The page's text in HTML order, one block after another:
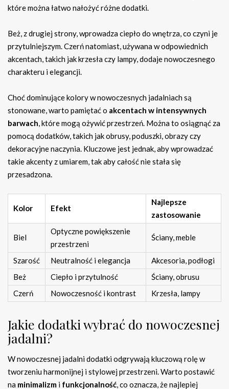
które można łatwo nałożyć różne dodatki.
Beż, z drugiej strony, wprowadza ciepło do wnętrza, co czyni je
przytulniejszym. Czerń natomiast, używana w odpowiednich
akcentach, takich jak krzesła czy lampy, dodaje nowoczesnego
charakteru i elegancji.
Choć dominujące kolory w nowoczesnych jadalniach są
stonowane, warto pamiętać o akcentach w intensywnych
barwach, które mogą ożywić przestrzeń. Można to osiągnąć za
pomocą dodatków, takich jak obrusy, poduszki, obrazy czy
dekoracyjne naczynia. Kluczowe jest jednak, aby wprowadzać
takie akcenty z umiarem, tak aby całość nie stała się
przesadzona.
Kolor Efekt
Najlepsze
zastosowanie
Biel
Optyczne powiększenie
przestrzeni
Ściany, meble
Szarość Neutralność i elegancja
Akcesoria, podłogi
Beż
Ciepło i przytulność
Ściany, obrusu
Czerń
Nowoczesność i kontrast Krzesła, lampy
Jakie dodatki wybrać do nowoczesnej
jadalni?
W nowoczesnej jadalni dodatki odgrywają kluczową rolę w
tworzeniu harmonijnej i stylowej przestrzeni. Warto postawić
na minimalizm i funkcjonalność, co oznacza, że najlepiej